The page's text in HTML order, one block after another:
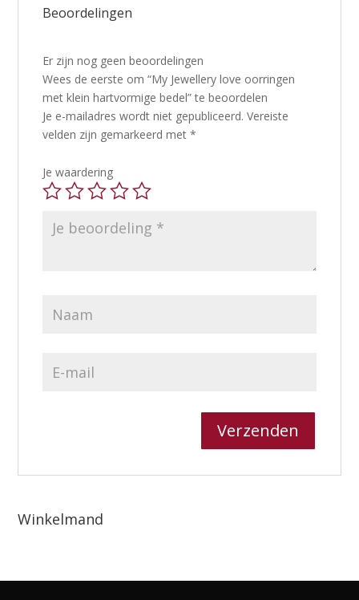
Beoordelingen
Er zijn nog geen beoordelingen
Wees de eerste om “My Jewellery love oorringen
met klein hartvormige bedel” te beoordelen
Je e-mailadres wordt niet gepubliceerd. Vereiste
velden zijn gemarkeerd met*
Je waardering
Winkelmand